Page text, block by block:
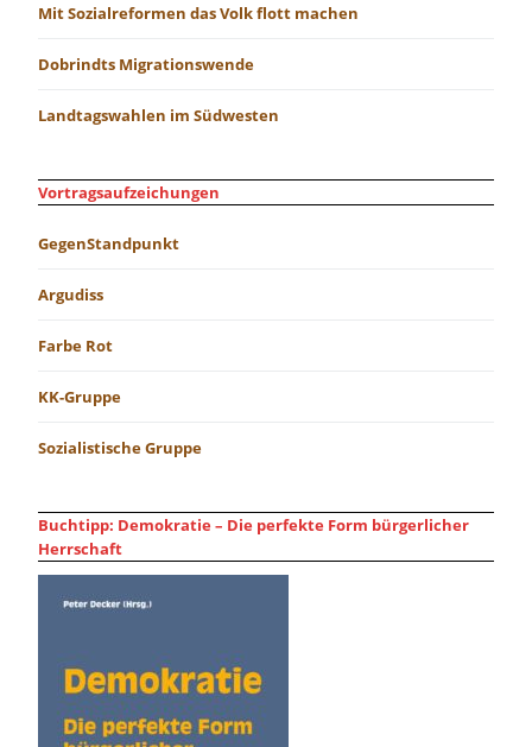
Mit Sozialreformen das Volk flott machen
Dobrindts Migrationswende
Landtagswahlen im Südwesten
Vortragsaufzeichungen
GegenStandpunkt
Argudiss
Farbe Rot
KK-Gruppe
Sozialistische Gruppe
Buchtipp: Demokratie – Die perfekte Form bürgerlicher
Herrschaft